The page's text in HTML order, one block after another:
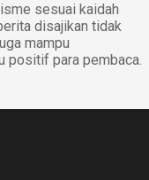
sesuai kaidah
disajikan tidak
mampu
positif para pembaca.